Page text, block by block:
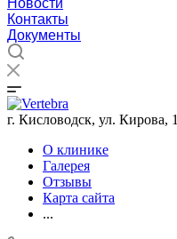
Новости
Контакты
Документы
г. Кисловодск, ул. Кирова, 1
О клинике
Галерея
Отзывы
Карта сайта
...